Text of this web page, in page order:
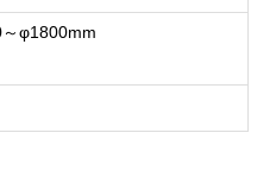
φ1800mm